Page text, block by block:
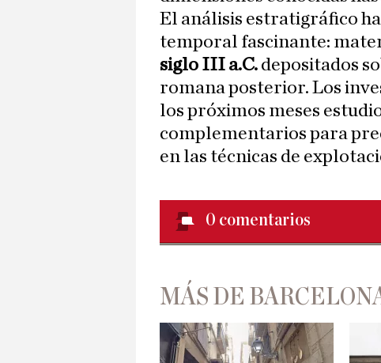
El análisis estratigráfico
temporal fascinante:
siglo III a.C. depositados
romana posterior. Los
los próximos meses
complementarios para
en las técnicas de
0 comentarios
MÁS DE